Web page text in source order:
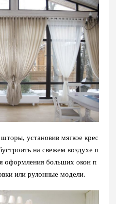
установив мягкое крес
на свежем воздухе п
оформления больших окон п
или рулонные модели.